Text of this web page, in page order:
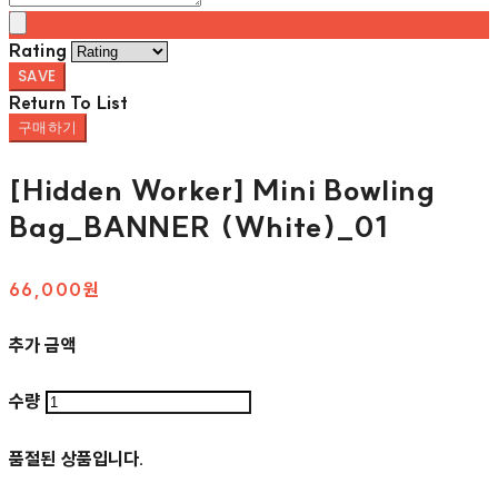
Rating
SAVE
Return To List
구매하기
[Hidden Worker] Mini Bowling
Bag_BANNER (White)_01
66,000원
추가 금액
수량
품절된 상품입니다.